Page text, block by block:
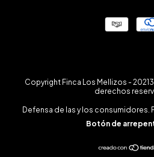
Copyright Finca Los Mellizos -
derechos
Defensa de las y los consumidores.
Botón de